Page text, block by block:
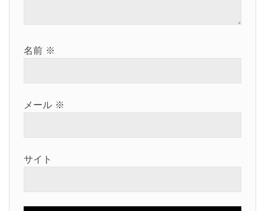
名前 ※
メール ※
サイト